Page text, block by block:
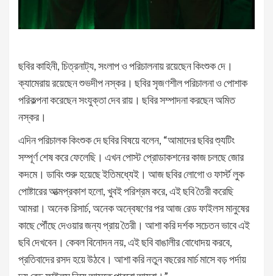
ছবির কাহিনী, চিত্রনাট্য, সংলাপ ও পরিচালনায় রয়েছেন কিংশুক দে।
ক্যামেরায় রয়েছেন শুভদীপ নস্কর। ছবির সৃজণশীল পরিচালনা ও পোশাক
পরিকল্পনা করেছেন সংযুক্তা দেব রায়। ছবির সম্পাদনা করছেন অমিত
নস্কর।
এদিন পরিচালক কিংশুক দে ছবির বিষয়ে বলেন, “আমাদের ছবির শ্যুটিং
সম্পূর্ণ শেষ করে ফেলেছি। এখন পোস্ট প্রোডাকশনের কাজ চলছে জোর
কদমে। ডাবিং শুরু হয়েছে ইতিমধ্যেই। আজ ছবির লোগো ও ফার্স্ট লুক
পোষ্টারের আত্মপ্রকাশ হলো, খুবই পরিশ্রম করে, এই ছবি তৈরী করেছি
আমরা। অনেক রিসার্চ, অনেক অন্বেষণের পর আজ রেড ফাইলস মানুষের
কাছে পৌঁছে দেওয়ার জন্য প্রায় তৈরী। আশা করি দর্শক সচেতন ভাবে এই
ছবি দেখবেন। কেবল বিনোদন নয়, এই ছবি বাঙালীর বোধোদয় করবে,
প্রতিবাদের রসদ হয়ে উঠবে। আশা করি নতুন বছরের মার্চ মাসে বড় পর্দায়